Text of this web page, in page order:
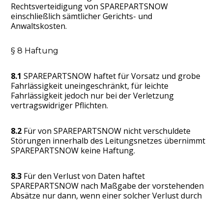
Rechtsverteidigung von SPAREPARTSNOW
einschließlich sämtlicher Gerichts- und
Anwaltskosten.
§ 8 Haftung
8.1 SPAREPARTSNOW haftet für Vorsatz und grobe
Fahrlässigkeit uneingeschränkt, für leichte
Fahrlässigkeit jedoch nur bei der Verletzung
vertragswidriger Pflichten.
8.2 Für von SPAREPARTSNOW nicht verschuldete
Störungen innerhalb des Leitungsnetzes übernimmt
SPAREPARTSNOW keine Haftung.
8.3 Für den Verlust von Daten haftet
SPAREPARTSNOW nach Maßgabe der vorstehenden
Absätze nur dann, wenn einer solcher Verlust durch